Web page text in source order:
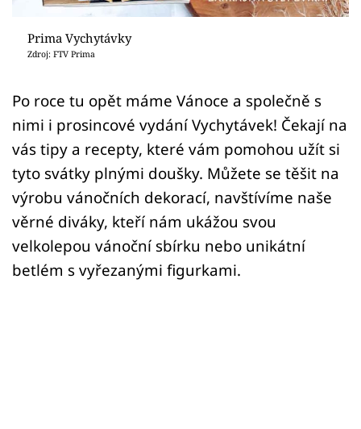
Prima Vychytávky
Zdroj: FTV Prima
Po roce tu opět máme Vánoce a společně s
nimi i prosincové vydání Vychytávek! Čekají na
vás tipy a recepty, které vám pomohou užít si
tyto svátky plnými doušky. Můžete se těšit na
výrobu vánočních dekorací, navštívíme naše
věrné diváky, kteří nám ukážou svou
velkolepou vánoční sbírku nebo unikátní
betlém s vyřezanými figurkami.